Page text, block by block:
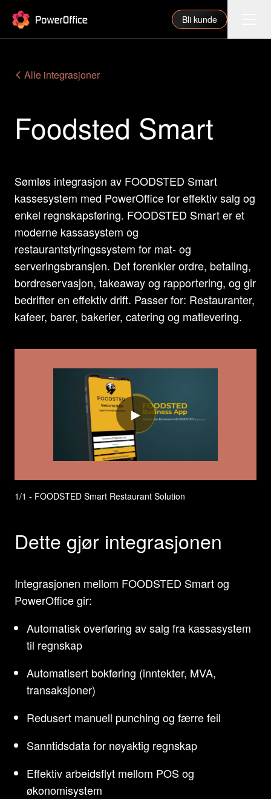
PowerOffice Bli kunde
Funksjoner
Priser
Våre partnere
For regnskapsfører
Om oss
Support
Logg inn
Alle integrasjoner
Foodsted Smart
Sømløs integrasjon av FOODSTED Smart
kassesystem med PowerOffice for effektiv salg og
enkel regnskapsføring. FOODSTED Smart er et
moderne kassasystem og
restaurantstyringssystem for mat- og
serveringsbransjen. Det forenkler ordre, betaling,
bordreservasjon, takeaway og rapportering, og gir
bedrifter en effektiv drift. Passer for: Restauranter,
kafeer, barer, bakerier, catering og matlevering.
1/1 - FOODSTED Smart Restaurant Solution
Dette gjør integrasjonen
Integrasjonen mellom FOODSTED Smart og
PowerOffice gir:
Automatisk overføring av salg fra kassasystem
til regnskap
Automatisert bokføring (inntekter, MVA,
transaksjoner)
Redusert manuell punching og færre feil
Sanntidsdata for nøyaktig regnskap
Effektiv arbeidsflyt mellom POS og
økonomisystem